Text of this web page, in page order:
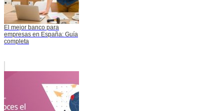
El mejor banco para
empresas en España: Guía
completa